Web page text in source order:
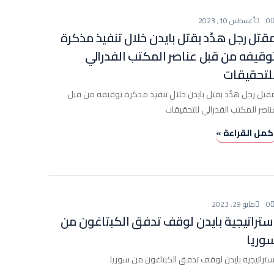
أغسطس 10, 2023 0
رجل هدَّد بقتل بايدن خلال تنفيذ مذكرة
من قبل عناصر المكتب الفدرالي
رجل هدَّد بقتل بايدن خلال تنفيذ مذكرة توقيفه من قبل
المكتب الفدرالي للتحقيقات
القراءة »
مايو 29, 2023 0
بايدن لوقف تدفق الكبتاغون من
بايدن لوقف تدفق الكبتاغون من سوريا